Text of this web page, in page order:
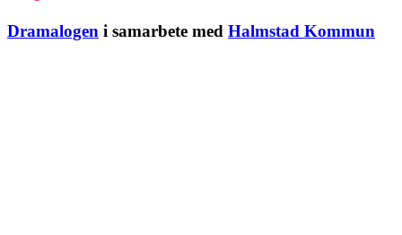
Dramalogen i samarbete med Halmstad Kommun